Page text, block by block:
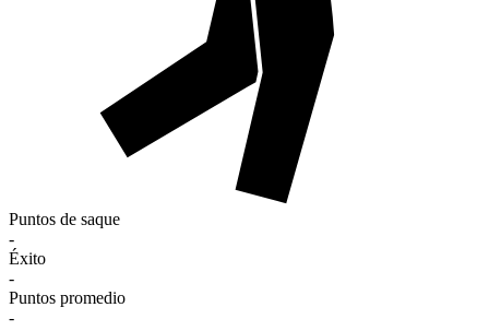
Puntos de saque
-
Éxito
-
Puntos promedio
-